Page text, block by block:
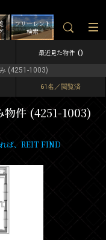
フリーレント
検索
最近見た物件 0
(4251-1003)
61名／閲覧済
物件 (4251-1003)
ば、REIT FIND